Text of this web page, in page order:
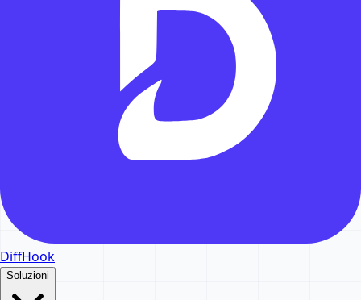
DiffHook
Soluzioni